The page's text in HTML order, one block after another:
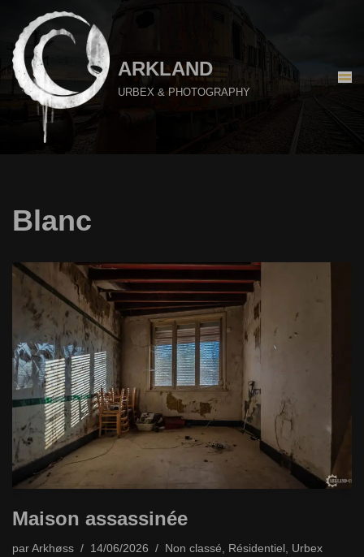
Aller
au
contenu
ARKLAND
URBEX & PHOTOGRAPHY
Blanc
Maison assassinée
par Arkhøss 14/06/2026 Non classé Résidentiel Urbex